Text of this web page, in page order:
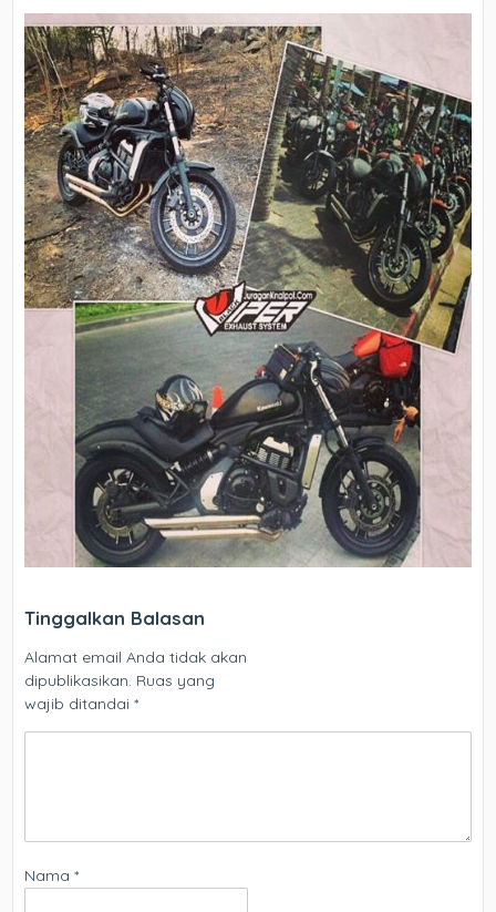
Tinggalkan Balasan
Alamat email Anda tidak akan
dipublikasikan. Ruas yang
wajib ditandai*
Nama*